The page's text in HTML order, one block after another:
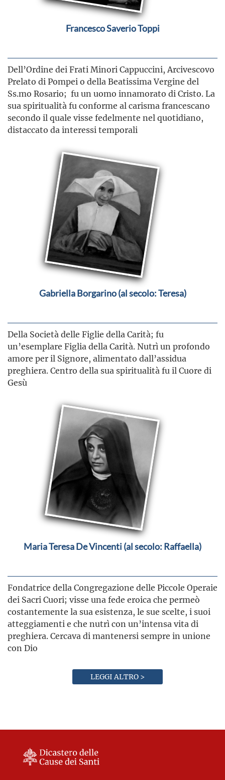
Francesco Saverio Toppi
Dell’Ordine dei Frati Minori Cappuccini, Arcivescovo
Prelato di Pompei o della Beatissima Vergine del
Ss.mo Rosario; fu un uomo innamorato di Cristo. La
sua spiritualità fu conforme al carisma francescano
secondo il quale visse fedelmente nel quotidiano,
distaccato da interessi temporali
Gabriella Borgarino (al secolo: Teresa)
Della Società delle Figlie della Carità; fu
un’esemplare Figlia della Carità. Nutrì un profondo
amore per il Signore, alimentato dall’assidua
preghiera. Centro della sua spiritualità fu il Cuore di
Gesù
Maria Teresa De Vincenti (al secolo: Raffaella)
Fondatrice della Congregazione delle Piccole Operaie
dei Sacri Cuori; visse una fede eroica che permeò
costantemente la sua esistenza, le sue scelte, i suoi
atteggiamenti e che nutrì con un’intensa vita di
preghiera. Cercava di mantenersi sempre in unione
con Dio
LEGGI ALTRO >